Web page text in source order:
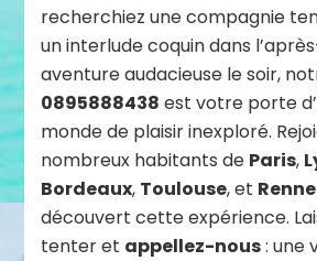
recherchiez une compagnie
un interlude coquin dans
aventure audacieuse le soir,
0895888438 est votre porte
monde de plaisir inexploré.
nombreux habitants de Paris,
Bordeaux, Toulouse, et
découvert cette expérience.
tenter et appellez-nous: une